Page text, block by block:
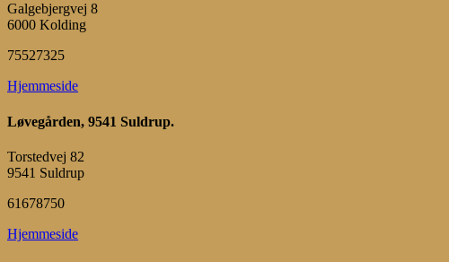
Galgebjergvej 8
6000 Kolding
75527325
Hjemmeside
Løvegården, 9541 Suldrup.
Torstedvej 82
9541 Suldrup
61678750
Hjemmeside